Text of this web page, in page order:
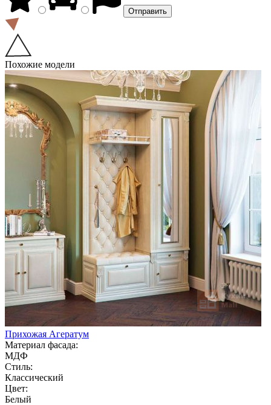
Похожие модели
Прихожая Агератум
Материал фасада:
МДФ
Стиль:
Классический
Цвет:
Белый